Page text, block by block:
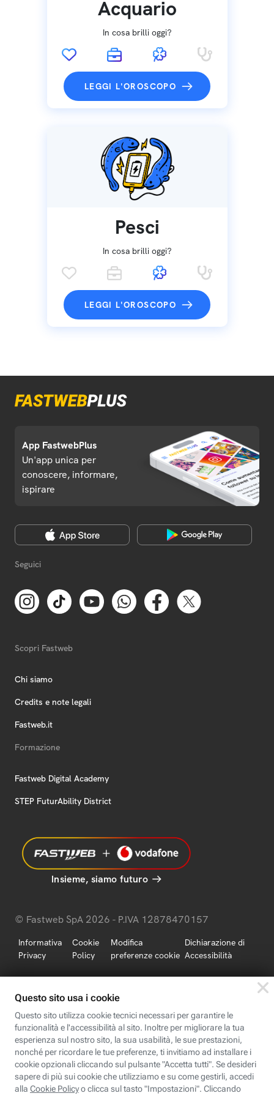
Acquario
In cosa brilli oggi?
LEGGI L'OROSCOPO
Pesci
In cosa brilli oggi?
LEGGI L'OROSCOPO
App FastwebPlus
Un'app unica per
conoscere, informare,
ispirare
Seguici
Scopri Fastweb
Chi siamo
Credits e note legali
Fastweb.it
Formazione
Fastweb Digital Academy
STEP FuturAbility District
Insieme, siamo futuro
© Fastweb SpA 2026 - P.IVA 12878470157
Informativa
Privacy
Cookie
Policy
Modifica
preferenze cookie
Dichiarazione di
Accessibilità